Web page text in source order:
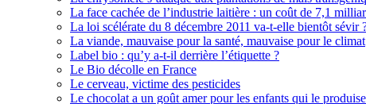
La face cachée de l’industrie laitière : un coût de 7,1
La loi scélérate du 8 décembre 2011 va-t-elle bientôt sévir
La viande, mauvaise pour la santé, mauvaise pour le climat
Label bio : qu’y a-t-il derrière l’étiquette ?
Le Bio décolle en France
Le cerveau, victime des pesticides
Le chocolat a un goût amer pour les enfants qui le